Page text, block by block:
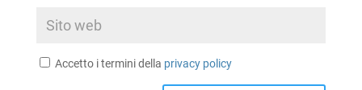
Accetto i termini della privacy policy